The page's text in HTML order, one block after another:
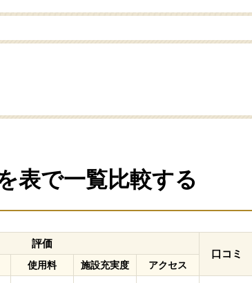
表で一覧比較する
評価
口コミ
使用料 施設充実度 アクセス